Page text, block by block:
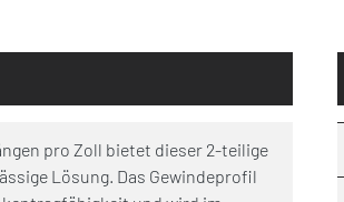
pro Zoll bietet dieser 2-teilige
Lösung. Das Gewindeprofil